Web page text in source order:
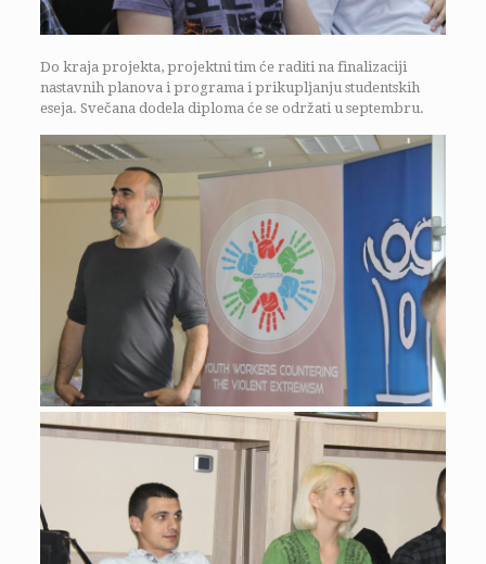
Do kraja projekta, projektni tim će raditi na finalizaciji
nastavnih planova i programa i prikupljanju studentskih
eseja. Svečana dodela diploma će se održati u septembru.